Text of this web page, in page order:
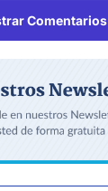
Comentarios